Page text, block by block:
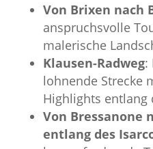
Von Brixen nach
anspruchsvolle
malerische
Klausen-Radweg:
lohnende Strecke
Highlights entlang
Von Bressanone
entlang des